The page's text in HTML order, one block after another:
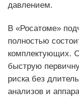
давлением.
В «Росатоме»
полностью
комплектующих.
быструю
риска без
анализов и